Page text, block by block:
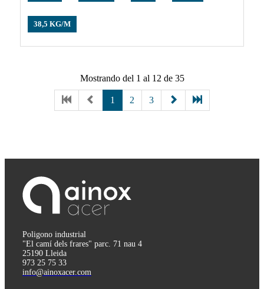
38,5 KG/M
Mostrando del 1 al 12 de 35
1 2 3
Poligono industrial
"El camí dels frares" parc. 71 nau 4
25190 Lleida
973 25 75 33
info@ainoxacer.com